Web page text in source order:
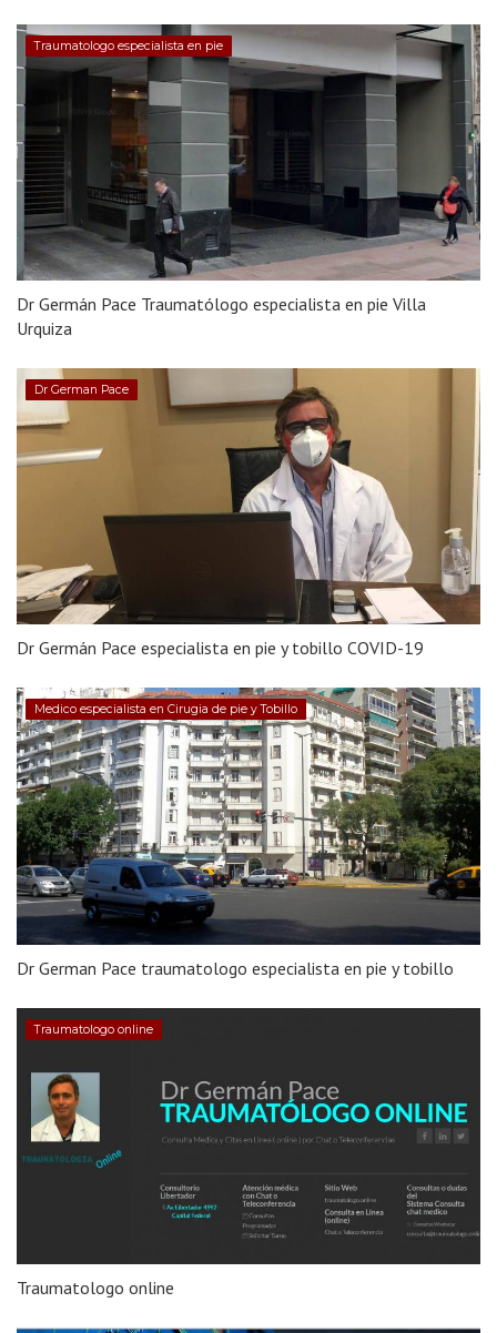
Traumatologo especialista en pie
Dr Germán Pace Traumatólogo especialista en pie Villa
Urquiza
Dr German Pace
Dr Germán Pace especialista en pie y tobillo COVID-19
Medico especialista en Cirugia de pie y Tobillo
Dr German Pace traumatologo especialista en pie y tobillo
Traumatologo online
Traumatologo online